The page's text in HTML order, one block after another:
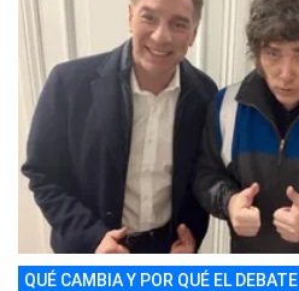
QUÉ CAMBIA Y POR QUÉ EL DEBATE